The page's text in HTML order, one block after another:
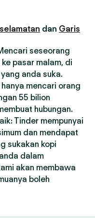
dan Garis
seseorang
pasar malam, di
anda suka.
mencari orang
55 bilion
hubungan.
Tinder mempunyai
dan mendapat
sukakan kopi
dalam
akan membawa
boleh